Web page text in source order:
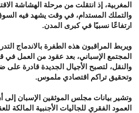
المغربية، إذ انتقلت من مرحلة الهشاشة
والتملك المستدام، في وقت يشهد فيه
ارتفاعًا نسبيًا في كبرى المدن.
ويربط المراقبون هذه الطفرة بالاندماج
المجتمع الإسباني، بعد عقود من العمل في
والنقل، لتصبح الأجيال الجديدة قادرة
وتحقيق تراكم اقتصادي ملموس.
وتشير بيانات مجلس الموثقين الإسبان إلى
العمود الفقري للجاليات الأجنبية المالكة